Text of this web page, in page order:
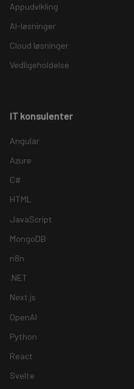
Appudvikling
AI-løsninger
Cloud løsninger
Vedligeholdelse
IT konsulenter
Angular
Azure
C#
HTML
JavaScript
MongoDB
n8n
.NET
Next.js
OpenAI
Python
React
Svelte